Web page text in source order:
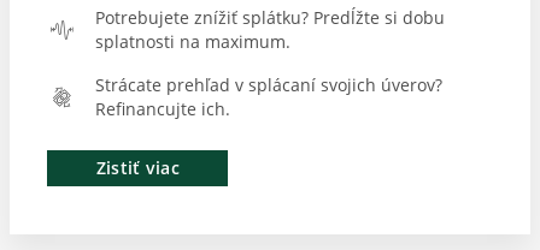
Potrebujete znížiť splátku? Predĺžte si dobu
splatnosti na maximum.
Strácate prehľad v splácaní svojich úverov?
Refinancujte ich.
Zistiť viac